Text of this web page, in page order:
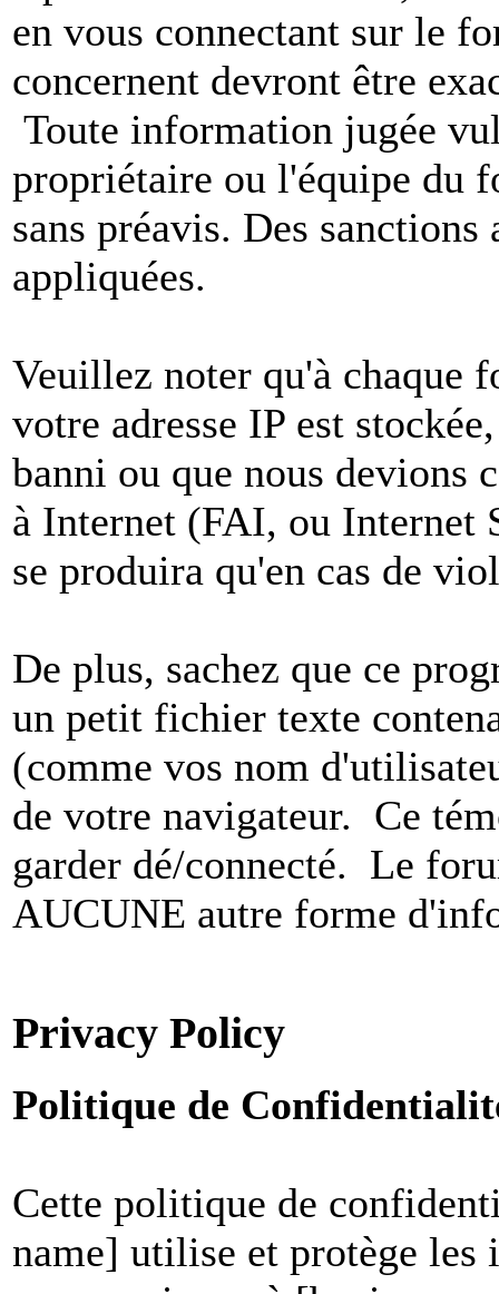
en vous connectant sur le
concernent devront être
Toute information jugée
propriétaire ou l'équipe du
sans préavis. Des
appliquées.
Veuillez noter qu'à chaque
votre adresse IP est
banni ou que nous devions
à Internet (FAI, ou
se produira qu'en cas de
De plus, sachez que ce
un petit fichier texte
(comme vos nom
de votre navigateur. Ce
garder dé/connecté. Le
AUCUNE autre forme
Privacy Policy
Politique de
Cette politique de
name] utilise et protège les